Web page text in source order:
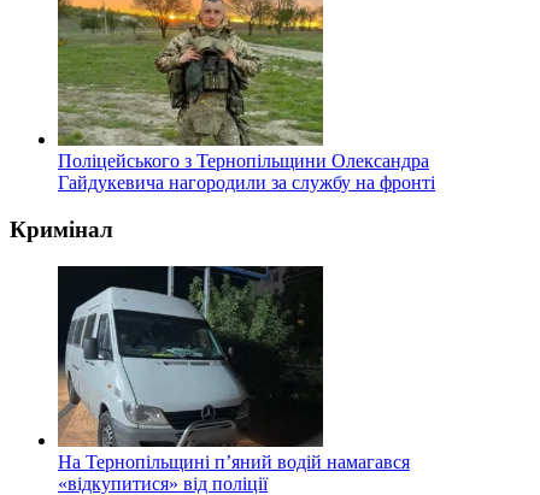
Поліцейського з Тернопільщини Олександра
Гайдукевича нагородили за службу на фронті
Кримінал
На Тернопільщині п’яний водій намагався
«відкупитися» від поліції